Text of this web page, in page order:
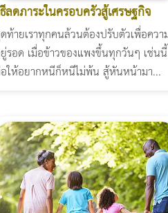
ลดภาระในครอบครัวสู้เศรษฐกิจ
ท้ายเราทุกคนล้วนต้องปรับตัวเพื่อควา
รอด เมื่อข้าวของแพงขึ้นทุกวันๆ เช่นนี้
ให้อยากหนีก็หนีไม่พ้น สู้หันหน้ามา...